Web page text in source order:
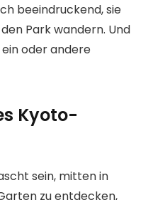
beeindruckend, sie
Park wandern. Und
oder andere
Kyoto-
sein, mitten in
zu entdecken,